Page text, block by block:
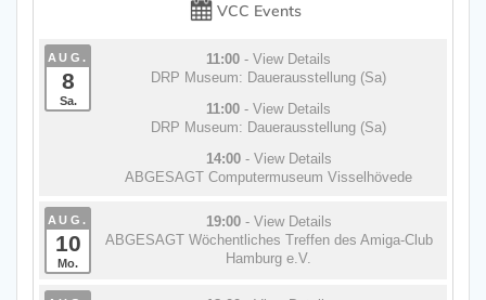
VCC Events
AUG.
8
Sa.
11:00 - View Details
DRP Museum: Dauerausstellung (Sa)
11:00 - View Details
DRP Museum: Dauerausstellung (Sa)
14:00 - View Details
ABGESAGT Computermuseum Visselhövede
AUG.
10
Mo.
19:00 - View Details
ABGESAGT Wöchentliches Treffen des Amiga-Club
Hamburg e.V.